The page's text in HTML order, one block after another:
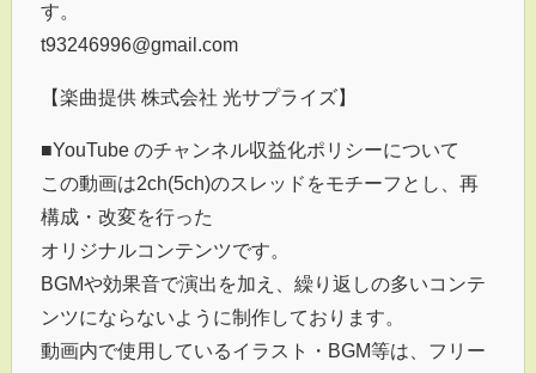
す。
t93246996@gmail.com
【楽曲提供 株式会社 光サプライズ】
■YouTube のチャンネル収益化ポリシーについて
この動画は2ch(5ch)のスレッドをモチーフとし、再
構成・改変を行った
オリジナルコンテンツです。
BGMや効果音で演出を加え、繰り返しの多いコンテ
ンツにならないように制作しております。
動画内で使用しているイラスト・BGM等は、フリー